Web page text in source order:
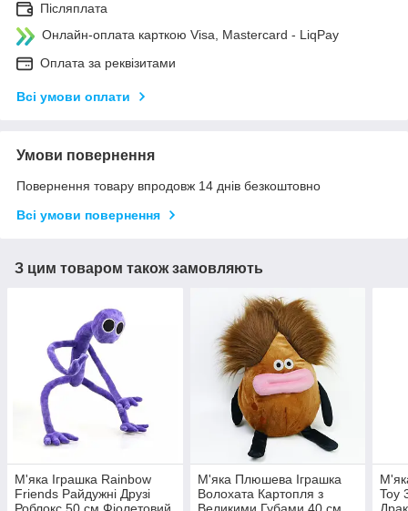
Післяплата
Онлайн-оплата карткою Visa, Mastercard - LiqPay
Оплата за реквізитами
Всі умови оплати
Умови повернення
Повернення товару впродовж 14 днів безкоштовно
Всі умови повернення
З цим товаром також замовляють
М'яка Іграшка Rainbow
Friends Райдужні Друзі
Роблокс 50 см Фіолетовий
М'яка Плюшева Іграшка
Волохата Картопля з
Великими Губами 40 см
Toy